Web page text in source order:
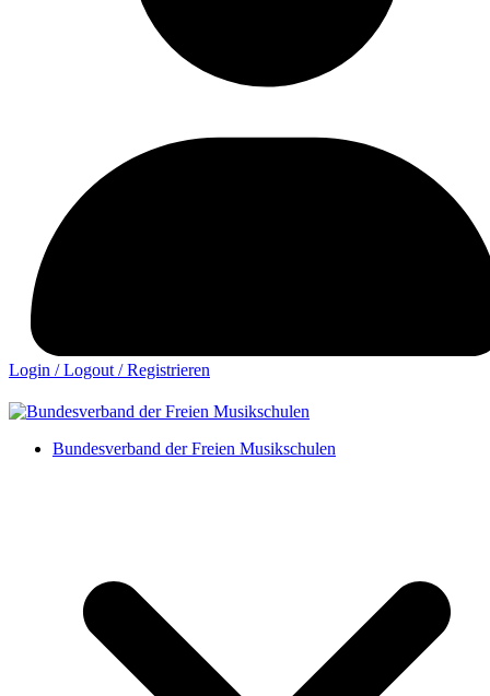
Login / Logout / Registrieren
Bundesverband der Freien Musikschulen